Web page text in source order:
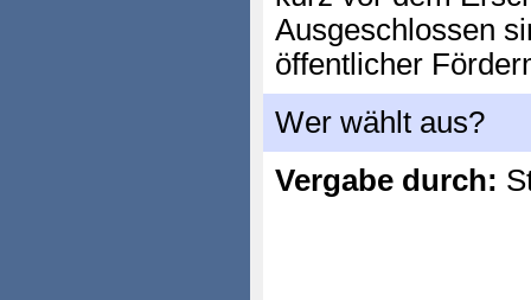
Ausgeschlossen
öffentlicher
Wer wählt aus?
Vergabe durch: